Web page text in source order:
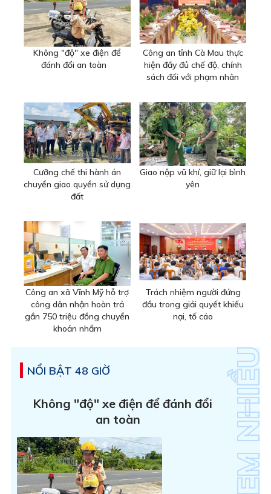
Không "độ" xe điện để
đánh đổi an toàn
Công an tỉnh Cà Mau thực
hiện đầy đủ chế độ, chính
sách đối với phạm nhân
Cưỡng chế thi hành án
chuyển giao quyền sử dụng
đất
Giao nộp vũ khí, giữ lại bình
yên
Công an xã Vĩnh Mỹ hỗ trợ
công dân nhận hoàn trả
gần 750 triệu đồng chuyển
khoản nhầm
Trách nhiệm người đứng
đầu trong giải quyết khiếu
nại, tố cáo
NỔI BẬT 48 GIỜ
Không "độ" xe điện để đánh đổi
an toàn